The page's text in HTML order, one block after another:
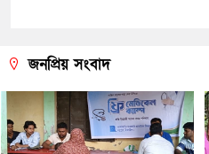
জনপ্রিয় সংবাদ